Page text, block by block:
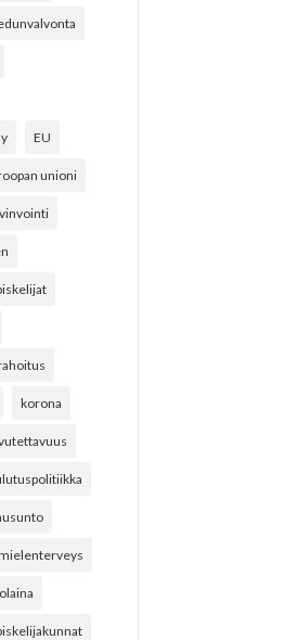
EU
unioni
korona